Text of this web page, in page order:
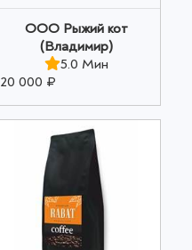
ООО Рыжий кот
(Владимир)
5.0 Мин
20 000 ₽